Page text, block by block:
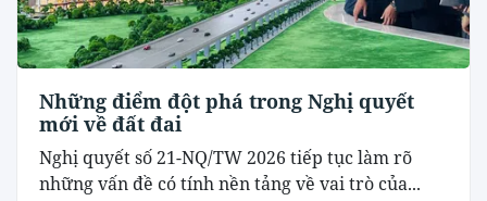
Những điểm đột phá trong Nghị quyết
mới về đất đai
Nghị quyết số 21-NQ/TW 2026 tiếp tục làm rõ
những vấn đề có tính nền tảng về vai trò của...